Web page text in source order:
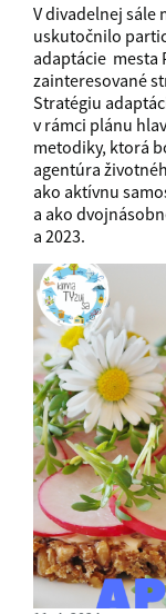
V divadelnej sále
uskutočnilo
adaptácie mesta
zainteresované
Stratégiu
v rámci plánu
metodiky, ktorá
agentúra
ako aktívnu
a ako
a 2023.